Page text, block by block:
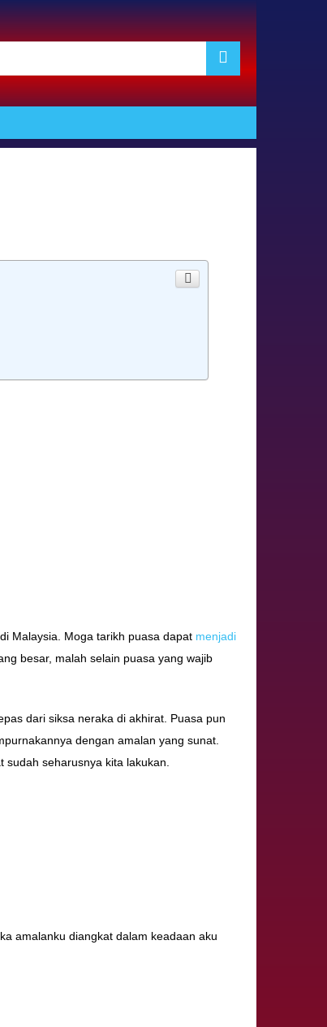
Malaysia. Moga tarikh puasa dapat menjadi
besar, malah selain puasa yang wajib
dari siksa neraka di akhirat. Puasa pun
dengan amalan yang sunat.
seharusnya kita lakukan.
amalanku diangkat dalam keadaan aku